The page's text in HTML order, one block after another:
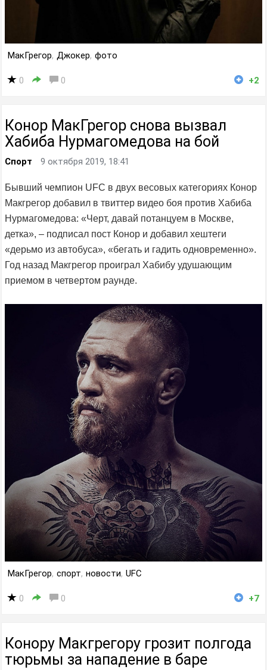
МакГрегор, Джокер, фото
0 0 +2
Конор МакГрегор снова вызвал
Хабиба Нурмагомедова на бой
Спорт 9 октября 2019, 18:41
Бывший чемпион UFC в двух весовых категориях Конор
Макгрегор добавил в твиттер видео боя против Хабиба
Нурмагомедова: «Черт, давай потанцуем в Москве,
детка», – подписал пост Конор и добавил хештеги
«дерьмо из автобуса», «бегать и гадить одновременно».
Год назад Макгрегор проиграл Хабибу удушающим
приемом в четвертом раунде.
МакГрегор, спорт, новости, UFC
0 0 +7
Конору Макгрегору грозит полгода
тюрьмы за нападение в баре